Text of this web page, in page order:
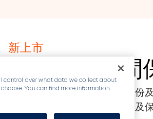
新上市
重症救援夜
能幫助補充指甲及指緣所需養份
護指甲及指緣，增加甲面強韌及
control over what data we collect about
You can find more information